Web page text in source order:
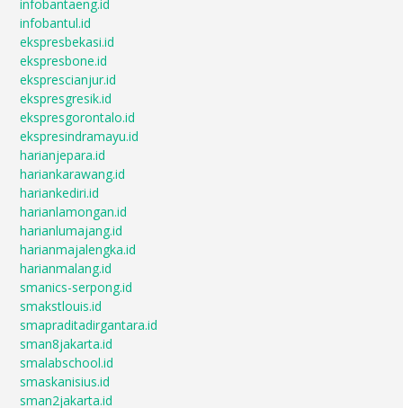
infobantaeng.id
infobantul.id
ekspresbekasi.id
ekspresbone.id
eksprescianjur.id
ekspresgresik.id
ekspresgorontalo.id
ekspresindramayu.id
harianjepara.id
hariankarawang.id
hariankediri.id
harianlamongan.id
harianlumajang.id
harianmajalengka.id
harianmalang.id
smanics-serpong.id
smakstlouis.id
smapraditadirgantara.id
sman8jakarta.id
smalabschool.id
smaskanisius.id
sman2jakarta.id